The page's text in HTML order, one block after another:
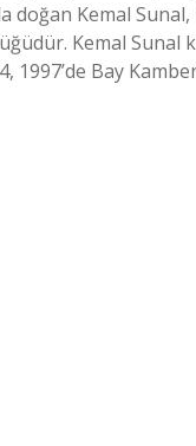
doğan Kemal
Kemal Sunal
1997’de Bay